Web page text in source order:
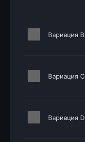
Вариация B
Вариация C
Вариация D